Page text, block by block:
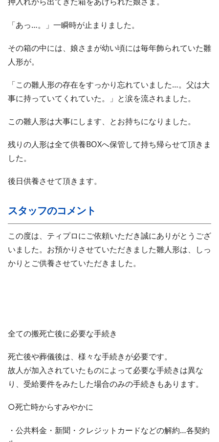
「あっ…。」一瞬時が止まりました。
その箱の中には、娘さまが幼い頃には毎年飾られていた雛
人形が。
「この雛人形の存在をすっかり忘れていました…。父は大
事に持っていてくれていた。」と涙を流されました。
この雛人形は大事にします、とお持ちになりました。
残りの人形は全て供養BOXへ保管して持ち帰らせて頂きま
した。
後日供養させて頂きます。
スタッフのコメント
この度は、ティプロにご依頼いただき誠にありがとうござ
いました。お預かりさせていただきました雛人形は、しっ
かりとご供養させていただきました。
全ての搬死亡後に必要な手続き
死亡後や葬儀後は、様々な手続きが必要です。
故人が加入されていたものによって必要な手続きは異な
り、受給要件をみたした場合のみの手続きもあります。
○死亡時からすみやかに
・公共料金・新聞・クレジットカードなどの解約…各契約